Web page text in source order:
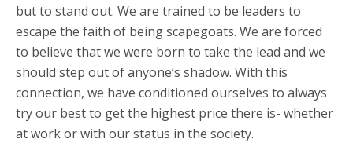
but to stand out. We are trained to be leaders to
escape the faith of being scapegoats. We are forced
to believe that we were born to take the lead and we
should step out of anyone’s shadow. With this
connection, we have conditioned ourselves to always
try our best to get the highest price there is- whether
at work or with our status in the society.